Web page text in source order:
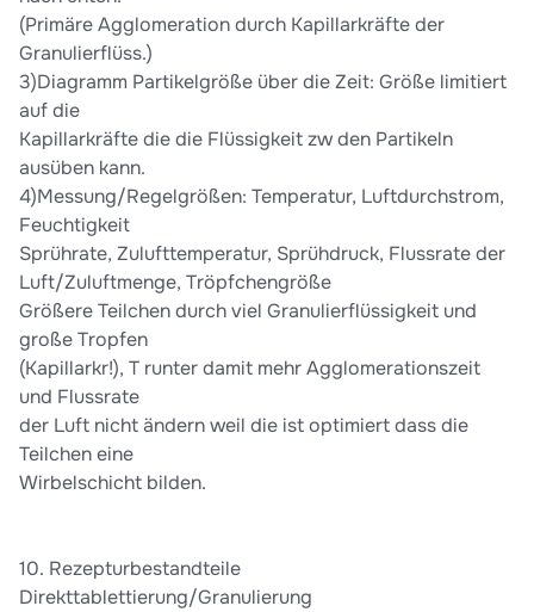
(Primäre Agglomeration durch Kapillarkräfte der
Granulierflüss.)
3)Diagramm Partikelgröße über die Zeit: Größe limitiert
auf die
Kapillarkräfte die die Flüssigkeit zw den Partikeln
ausüben kann.
4)Messung/Regelgrößen: Temperatur, Luftdurchstrom,
Feuchtigkeit
Sprührate, Zulufttemperatur, Sprühdruck, Flussrate der
Luft/Zuluftmenge, Tröpfchengröße
Größere Teilchen durch viel Granulierflüssigkeit und
große Tropfen
(Kapillarkr!), T runter damit mehr Agglomerationszeit
und Flussrate
der Luft nicht ändern weil die ist optimiert dass die
Teilchen eine
Wirbelschicht bilden.
10. Rezepturbestandteile
Direkttablettierung/Granulierung